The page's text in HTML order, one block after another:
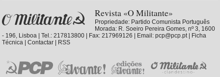
Revista «O Militante»
Propriedade: Partido Comunista Português
Morada: R. Soeiro Pereira Gomes, nº 3, 1600
- 196, Lisboa | Tel.: 217813800 | Fax: 217969126 | Email:pcp@pcp.pt|
Ficha
Técnica |Contactar RSS